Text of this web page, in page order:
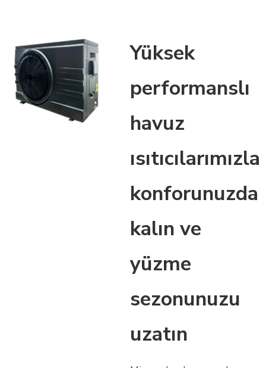
Yüksek
performanslı
havuz
ısıtıcılarımızla
konforunuzda
kalın ve
yüzme
sezonunuzu
uzatın